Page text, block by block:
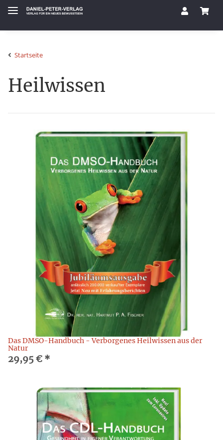
Startseite
Heilwissen
Das DMSO-Handbuch - Verborgenes Heilwissen aus der
Natur
29,95 € *